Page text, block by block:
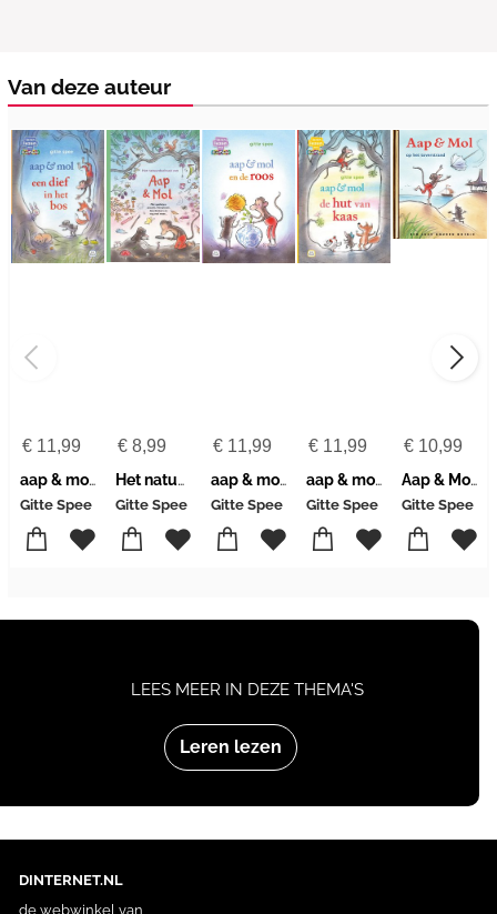
Van deze auteur
€11,99
aap & mol. een dief in het bos
Gitte Spee
€8,99
Het natuurdoeboek van Aap & Mol
Gitte Spee
€ 11,99
aap & mol en de roos
Gitte Spee
€ 11,99
aap & mol. de hut van kaas
Gitte Spee
€ 10,99
Aap & Mol op het toverstrand
Gitte Spee
Leren lezen
LEES MEER IN DEZE THEMA'S
DINTERNET.NL
de webwinkel van